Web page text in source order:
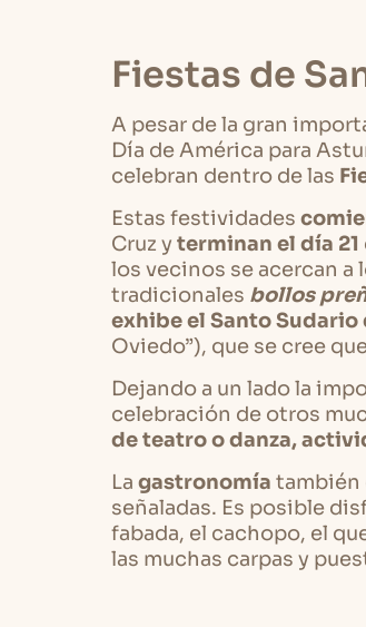
Fiestas de
A pesar de la gran
Día de América para
celebran dentro de las
Estas festividades
Cruz y terminan el día 21
los vecinos se acercan a
tradicionales bollos
exhibe el Santo Sudario
Oviedo”), que se cree
Dejando a un lado la
celebración de otros
de teatro o danza,
La gastronomía también
señaladas. Es posible
fabada, el cachopo, el
las muchas carpas y